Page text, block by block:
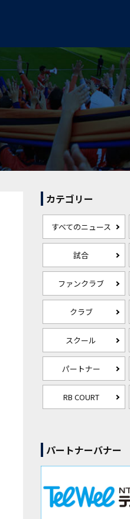
カテゴリー
すべてのニュース
試合
ファンクラブ
クラブ
スクール
パートナー
RB COURT
パートナーバナー